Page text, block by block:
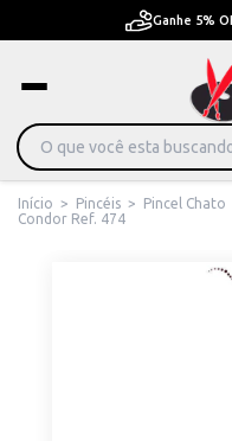
com Pix à vista ou Boleto
Início > Pincéis > Pincel Chato
Condor Ref. 474